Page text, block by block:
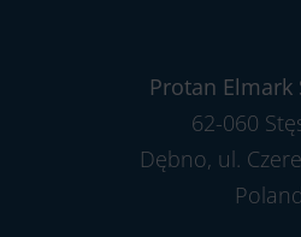
Protan Elmark
62-060
Dębno, ul.
Poland